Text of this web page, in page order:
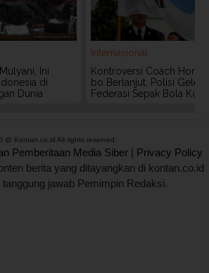
Ini
di
Dunia
Internasional
Kontroversi Coach Hong
bo Berlanjut, Polisi
Federasi Sepak Bola
@ Kontan.co.id All rights reserved.
Pemberitaan Media Siber | Privacy Policy
berita yang ditayangkan di kontan.co.id
jawab Pemimpin Redaksi.